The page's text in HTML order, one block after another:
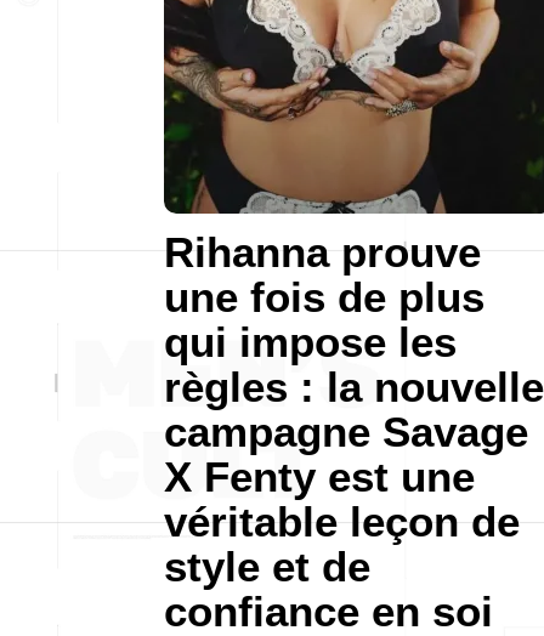
Rihanna prouve
une fois de plus
qui impose les
règles : la nouvelle
campagne Savage
X Fenty est une
véritable leçon de
style et de
confiance en soi